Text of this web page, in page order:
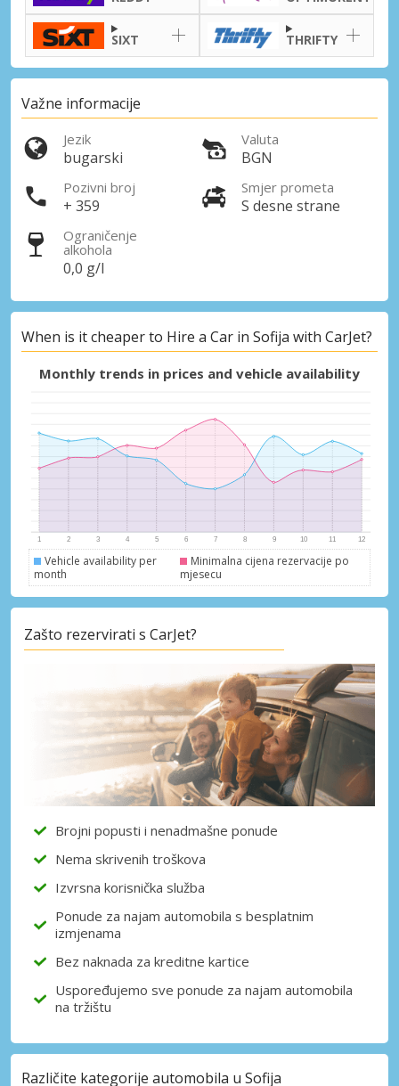
SIXT THRIFTY
Važne informacije
Jezik
bugarski
Valuta
BGN
Pozivni broj
+ 359
Smjer prometa
S desne strane
Ograničenje
alkohola
0,0 g/l
When is it cheaper to Hire a Car in Sofija with CarJet?
Monthly trends in prices and vehicle availability
Vehicle availability per
month
Minimalna cijena rezervacije po
mjesecu
Zašto rezervirati s CarJet?
Brojni popusti i nenadmašne ponude
Nema skrivenih troškova
Izvrsna korisnička služba
Ponude za najam automobila s besplatnim
izmjenama
Bez naknada za kreditne kartice
Uspoređujemo sve ponude za najam automobila
na tržištu
Različite kategorije automobila u Sofija
Posebni popusti
Prijava putem eLinka